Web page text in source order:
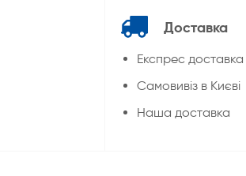
Доставка
Експрес доставка
Cамовивіз в Києві
Наша доставка